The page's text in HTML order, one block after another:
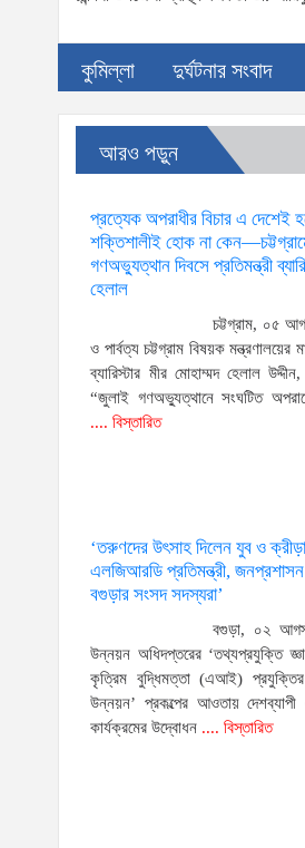
কুমিল্লা দুর্ঘটনার সংবাদ
আরও পড়ুন
প্রত্যেক অপরাধীর বিচার এ দেশেই
শক্তিশালীই হোক না
গণঅভ্যুত্থান দিবসে প্রতিমন্ত্রী
হেলাল
চট্টগ্রাম, ০৫
ও পার্বত্য চট্টগ্রাম বিষয়ক মন্ত্রণালয়ের
ব্যারিস্টার মীর মোহাম্মদ হেলাল
“জুলাই গণঅভ্যুত্থানে সংঘটিত
.... বিস্তারিত
‘তরুণদের উৎসাহ দিলেন যুব ও ক্রীড়া
এলজিআরডি প্রতিমন্ত্রী, জনপ্রশাসন
বগুড়ার সংসদ সদস্যরা’
বগুড়া, ০২
উন্নয়ন অধিদপ্তরের ‘তথ্যপ্রযুক্তি
কৃত্রিম বুদ্ধিমত্তা (এআই) প্রযুক্তির
উন্নয়ন’ প্রকল্পের আওতায়
কার্যক্রমের উদ্বোধন .... বিস্তারিত